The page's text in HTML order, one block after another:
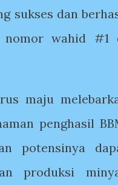
sukses dan
nomor wahid #1
maju
penghasil
potensinya
produksi